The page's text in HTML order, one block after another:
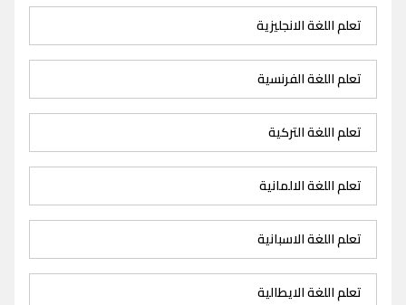
تعلم اللغة الانجليزية
تعلم اللغة الفرنسية
تعلم اللغة التركية
تعلم اللغة الالمانية
تعلم اللغة الاسبانية
تعلم اللغة الايطالية